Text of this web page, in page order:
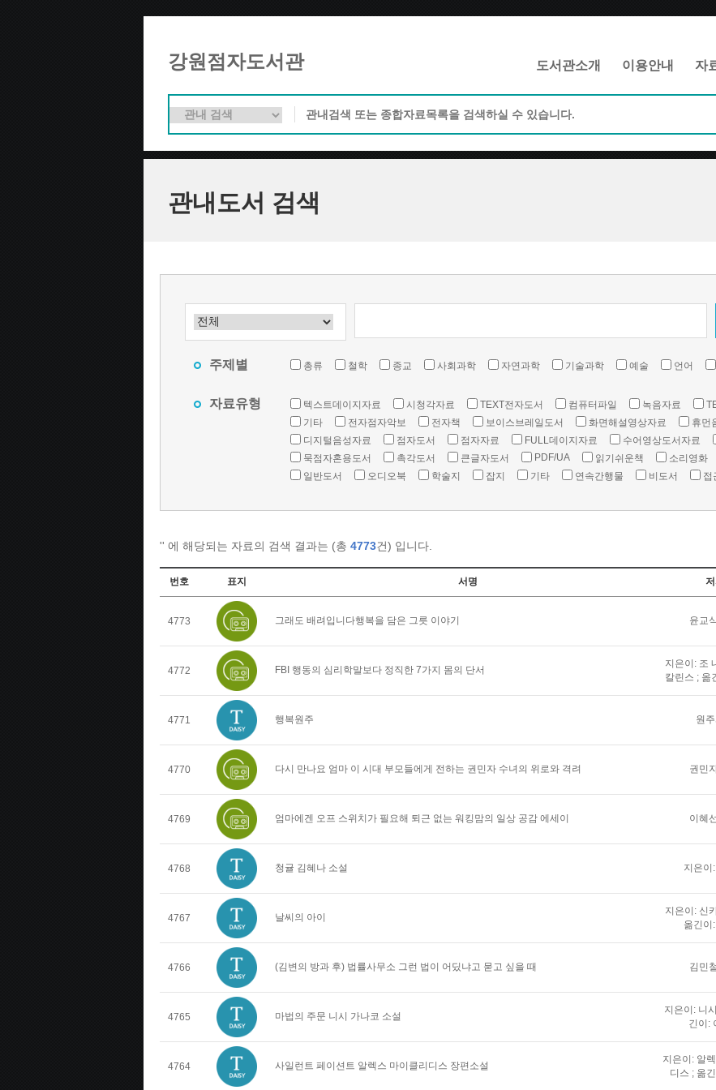
강원점자도서관 도서관소개 이용안내 자
관내도서 검색
주제별 총류 철학 종교 사회과학 자연과학 기술과학 예술 언어
자료유형 텍스트데이지자료 시청각자료 TEXT전자도서 컴퓨터파일 녹음자료
기타
전자점자악보 전자책 보이스브레일도서 화면해설영상자료 휴먼
디지털음성자료
점자도서 점자자료 FULL데이지자료 수어영상도서자료
묵점자혼용도서
촉각도서 큰글자도서 PDF/UA 읽기쉬운책 소리영화
일반도서
오디오북 학술지 잡지 기타 연속간행물 비도서 접
'' 에 해당되는 자료의 검색 결과는 (총 4773건) 입니다.
번호 표지 서명
4773 그래도 배려입니다행복을 담은 그릇 이야기 윤교
4772 FBI 행동의 심리학말보다 정직한 7가지 몸의 단서
지은이: 조
칼린스 ; 옮
4771 행복원주 원
4770 다시 만나요 엄마 이 시대 부모들에게 전하는 권민자 수녀의 위로와 격려 권민
4769 엄마에겐 오프 스위치가 필요해 퇴근 없는 워킹맘의 일상 공감 에세이 이혜
4768 청귤 김혜나 소설 지은이
4767 날씨의 아이
지은이: 신
옮긴이
4766 (김변의 방과 후) 법률사무소 그런 법이 어딨냐고 묻고 싶을 때 김민
4765 마법의 주문 니시 가나코 소설
지은이: 니
긴이:
4764 사일런트 페이션트 알렉스 마이클리디스 장편소설
지은이: 알
디스 ; 옮